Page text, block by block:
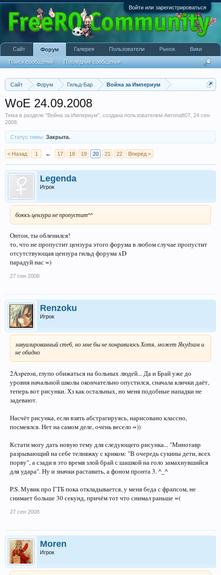
Войти или зарегистрироваться
Сайт Форум Гильд-Бар Война за Империум
WoE 24.09.2008
Тема в разделе "Война за Империум", создана пользователем Aeronaft07 24 сен
2008
Статус темы: Закрыта.
< Назад 1 ← 17 18 19 20 21 22 Вперёд >
Legenda
Игрок
боюсь цензура не пропустит^^
Онтон, ты обленился!
то, что не пропустит цензура этого форума в любом случае пропустит
отсутствующая цензура гильд форума xD
парадуй нас =)
27 сен 2008
Renzoku
Игрок
завуалированный стеб, но мне бы не понравилось Хотя, может Якудзам и
не обидно
2Asperon, глупо обижаться на больных людей... Да и Брай уже до
уровня начальной школы окончательно опустился, сначала клички даёт,
теперь вот рисунки. Хз как остальных, но меня подобные нападки не
задевают.
Насчёт рисунка, если взять абстрагируясь, нарисовано классно,
посмеялся. Нет на самом деле, очень весело =))
Кстати могу дать новую тему для следующего рисунка... "Минотавр
разрывающий на себе телняжку с криком: "В очередь сукины дети, всех
порву", а сзади в это время злой брай с шашкой на голо замахнувшийся
для удара". Ну и значки раставить, а фоном пронта 3. ^_^
P.S. Мувик про ГТБ пока откладывается, у меня беда с фрапсом, не
снимает больше 30 секунд, причём тот что снимал раньше =(
27 сен 2008
Moren
Игрок
Сайт Форум
Поиск сообщений Последние сообщения
Галерея Пользователи Рынок Вики